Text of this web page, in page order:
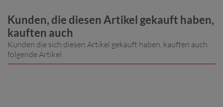
Kunden, die diesen Artikel gekauft haben,
kauften auch
Kunden die sich diesen Artikel gekauft haben, kauften auch
folgende Artikel.